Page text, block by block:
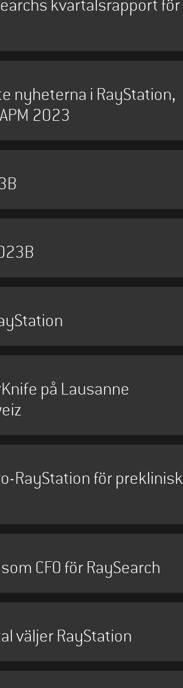
kvartalsrapport för
nyheterna i RayStation,
2023
på Lausanne
RayStation för preklinisk
CFO för RaySearch
väljer RayStation